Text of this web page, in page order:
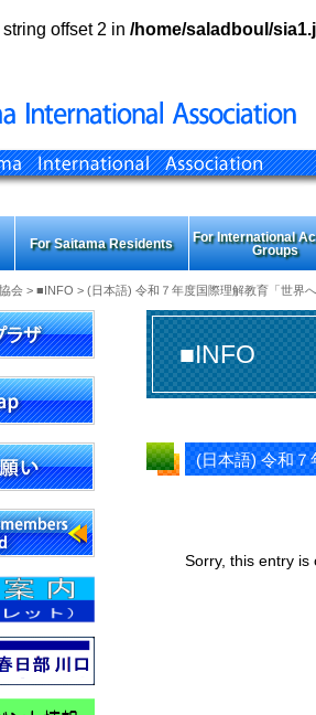
offset 2 in /home/saladboul/
For Saitama Residents
For International
Groups
会> ■INFO > (日本語) 令和７年度国際理解教育「世界
■INFO
(日本語) 令和７
Sorry, this entry